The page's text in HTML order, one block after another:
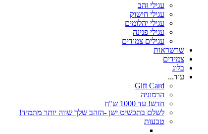
עגילי זהב
עגילי חישוק
עגילי יהלומים
עגילי פנינה
עגילים צמודים
שרשראות
צמידים
בלוג
עוד...
Gift Card
הרמוניה
חדש! עד 1000 ש"ח
לשלם בתכשיט ישן -הזהב שלך שווה יותר מתמיד!
טבעות